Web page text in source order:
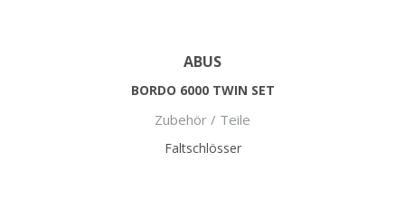
ABUS
BORDO 6000 TWIN SET
Zubehör / Teile
Faltschlösser